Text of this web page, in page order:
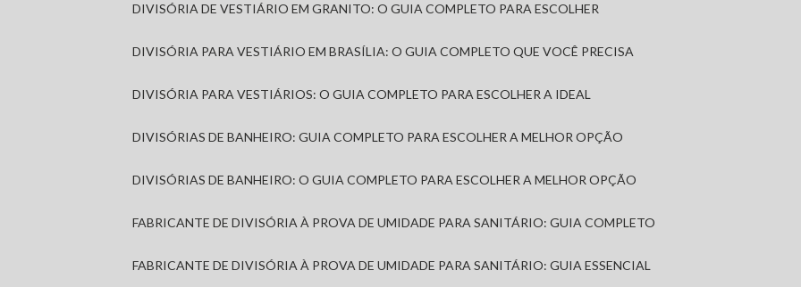
DIVISÓRIA DE VESTIÁRIO EM GRANITO: O GUIA COMPLETO PARA ESCOLHER
DIVISÓRIA PARA VESTIÁRIO EM BRASÍLIA: O GUIA COMPLETO QUE VOCÊ PRECISA
DIVISÓRIA PARA VESTIÁRIOS: O GUIA COMPLETO PARA ESCOLHER A IDEAL
DIVISÓRIAS DE BANHEIRO: GUIA COMPLETO PARA ESCOLHER A MELHOR OPÇÃO
DIVISÓRIAS DE BANHEIRO: O GUIA COMPLETO PARA ESCOLHER A MELHOR OPÇÃO
FABRICANTE DE DIVISÓRIA À PROVA DE UMIDADE PARA SANITÁRIO: GUIA COMPLETO
FABRICANTE DE DIVISÓRIA À PROVA DE UMIDADE PARA SANITÁRIO: GUIA ESSENCIAL